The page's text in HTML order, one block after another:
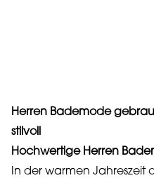
Herren Bademode
stilvoll
Hochwertige Herren
In der warmen Jahreszeit